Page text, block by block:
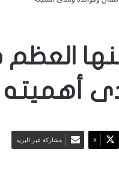
منها
أهميته
‫X مشاركة عبر البريد